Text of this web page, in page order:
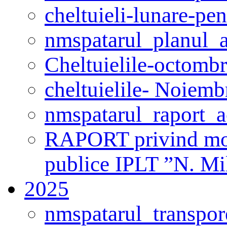
cheltuieli-lunare-
Cheltuielile-
cheltuielile-
RAPORT privind
publice IPLT ”N.
2025